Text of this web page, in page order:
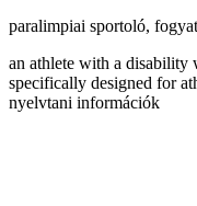
paralimpiai sportoló,
an athlete with a disability
specifically designed for
nyelvtani információk